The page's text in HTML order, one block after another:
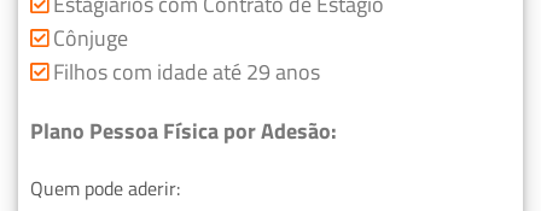
Cônjuge
Filhos com idade até 29 anos
Plano Pessoa Física por Adesão:
Quem pode aderir: